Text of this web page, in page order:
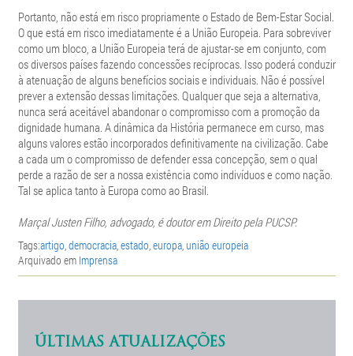
Portanto, não está em risco propriamente o Estado de Bem-Estar Social.
O que está em risco imediatamente é a União Europeia. Para sobreviver
como um bloco, a União Europeia terá de ajustar-se em conjunto, com
os diversos países fazendo concessões recíprocas. Isso poderá conduzir
à atenuação de alguns benefícios sociais e individuais. Não é possível
prever a extensão dessas limitações. Qualquer que seja a alternativa,
nunca será aceitável abandonar o compromisso com a promoção da
dignidade humana. A dinâmica da História permanece em curso, mas
alguns valores estão incorporados definitivamente na civilização. Cabe
a cada um o compromisso de defender essa concepção, sem o qual
perde a razão de ser a nossa existência como indivíduos e como nação.
Tal se aplica tanto à Europa como ao Brasil.
Marçal Justen Filho, advogado, é doutor em Direito pela PUCSP.
Tags:artigo,democracia,estado,europa, união europeia
Arquivado em Imprensa
ÚLTIMAS ATUALIZAÇÕES